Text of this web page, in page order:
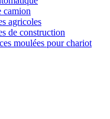
camion
agricoles
de construction
moulées pour chariot